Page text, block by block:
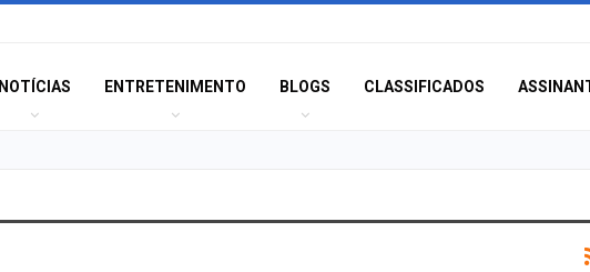
NOTÍCIAS ENTRETENIMENTO BLOGS CLASSIFICADOS
Idoso sofre mal